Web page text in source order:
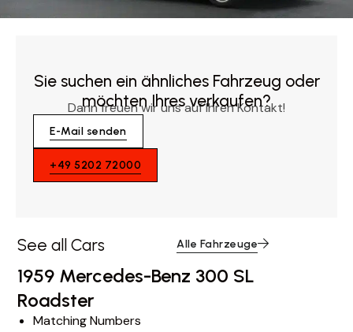
Sie suchen ein ähnliches Fahrzeug oder
möchten Ihres verkaufen?
Dann freuen wir uns auf Ihren Kontakt!
E-Mail senden
+49 5202 72000
See all Cars Alle Fahrzeuge
1959 Mercedes-Benz 300 SL
Roadster
Matching Numbers